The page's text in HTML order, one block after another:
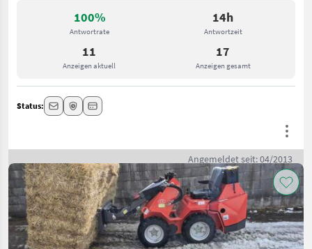
100%
Antwortrate
14h
Antwortzeit
11
Anzeigen aktuell
17
Anzeigen gesamt
Status:
Angemeldet seit: 04/2013